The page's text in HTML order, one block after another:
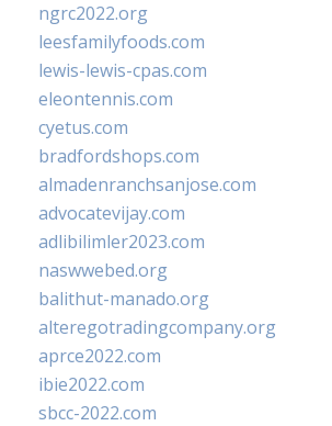
ngrc2022.org
leesfamilyfoods.com
lewis-lewis-cpas.com
eleontennis.com
cyetus.com
bradfordshops.com
almadenranchsanjose.com
advocatevijay.com
adlibilimler2023.com
naswwebed.org
balithut-manado.org
alteregotradingcompany.org
aprce2022.com
ibie2022.com
sbcc-2022.com